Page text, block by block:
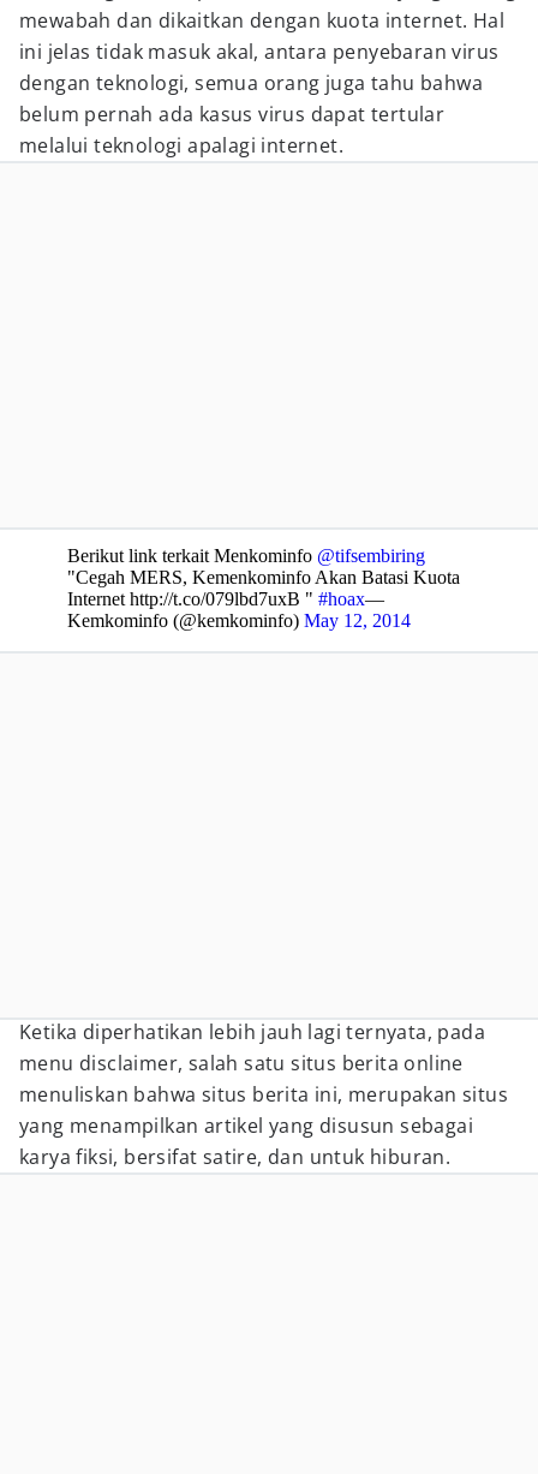
mewabah dan dikaitkan dengan kuota internet. Hal
ini jelas tidak masuk akal, antara penyebaran virus
dengan teknologi, semua orang juga tahu bahwa
belum pernah ada kasus virus dapat tertular
melalui teknologi apalagi internet.
Berikut link terkait Menkominfo @tifsembiring
"Cegah MERS, Kemenkominfo Akan Batasi Kuota
Internet http://t.co/079lbd7uxB " #hoax—
Kemkominfo (@kemkominfo) May 12, 2014
Ketika diperhatikan lebih jauh lagi ternyata, pada
menu disclaimer, salah satu situs berita online
menuliskan bahwa situs berita ini, merupakan situs
yang menampilkan artikel yang disusun sebagai
karya fiksi, bersifat satire, dan untuk hiburan.